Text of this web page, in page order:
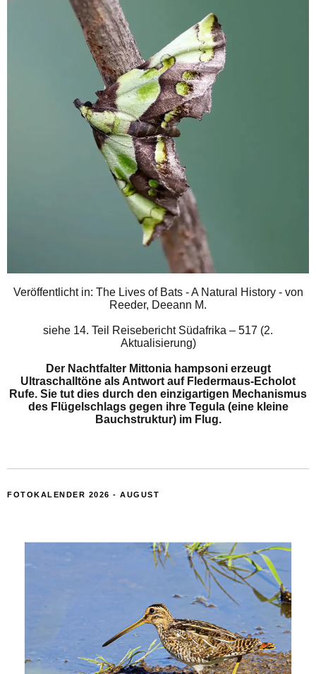
Veröffentlicht in: The Lives of Bats - A Natural History - von
Reeder, Deeann M.
siehe 14. Teil Reisebericht Südafrika – 517 (2.
Aktualisierung)
Der Nachtfalter Mittonia hampsoni erzeugt
Ultraschalltöne als Antwort auf Fledermaus-Echolot
Rufe. Sie tut dies durch den einzigartigen Mechanismus
des Flügelschlags gegen ihre Tegula (eine kleine
Bauchstruktur) im Flug.
FOTOKALENDER 2026 - AUGUST